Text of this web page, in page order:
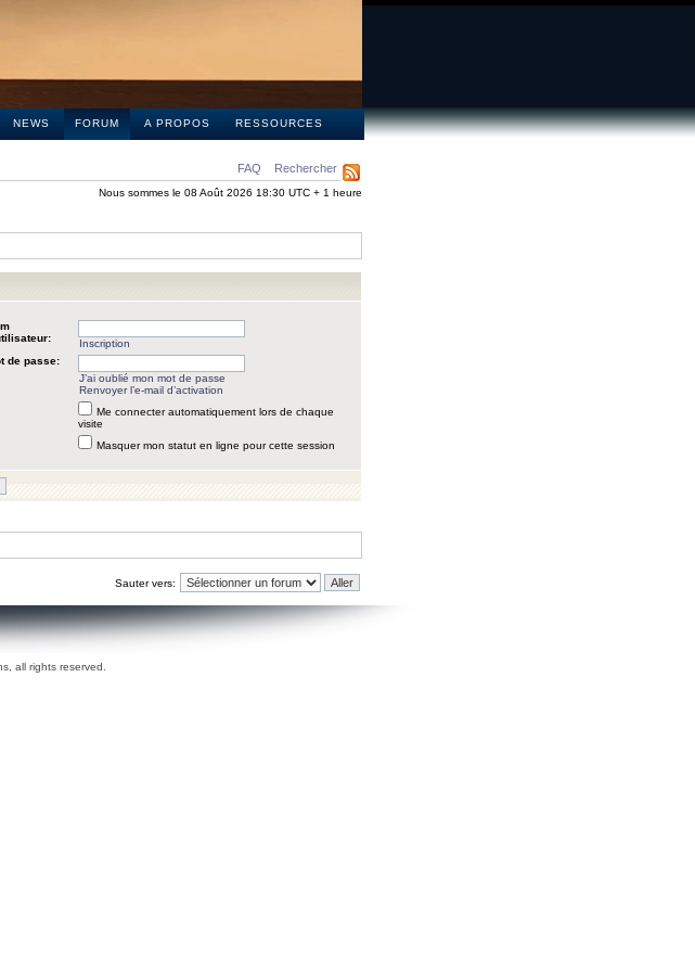
NEWS FORUM A PROPOS RESSOURCES
FAQ Rechercher
Nous sommes le 08 Août 2026 18:30 UTC + 1 heure
Inscription
de passe:
J’ai oublié mon mot de passe
Renvoyer l’e-mail d’activation
Me connecter automatiquement lors de chaque
visite
Masquer mon statut en ligne pour cette session
Sauter vers:
all rights reserved.